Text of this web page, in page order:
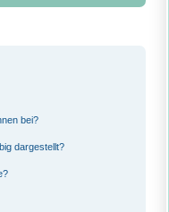
bei?
dargestellt?